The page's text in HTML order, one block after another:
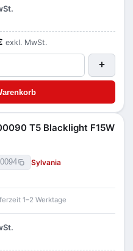
exkl. MwSt.
+
T5 Blacklight F15W
Sylvania
1–2 Werktage